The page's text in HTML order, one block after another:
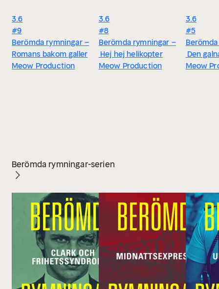
3.6
#9
Berömda rymningar –
Romans bakom galler
Meow Production
3.6
#8
Berömda rymningar –
Hej hej helikopter
Meow Production
3.6
#5
Den
Meow
Berömda rymningar-serien